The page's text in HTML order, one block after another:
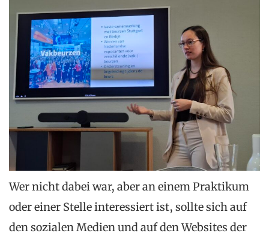
Wer nicht dabei war, aber an einem Praktikum
oder einer Stelle interessiert ist, sollte sich auf
den sozialen Medien und auf den Websites der